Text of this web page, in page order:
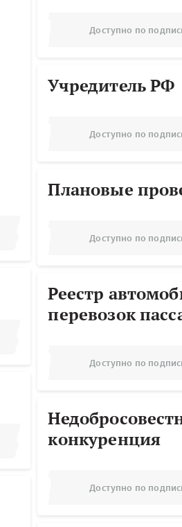
Доступно по
Учредитель РФ
Доступно по
Плановые
Доступно по
Реестр
перевозок
Доступно по
конкуренция
Доступно по